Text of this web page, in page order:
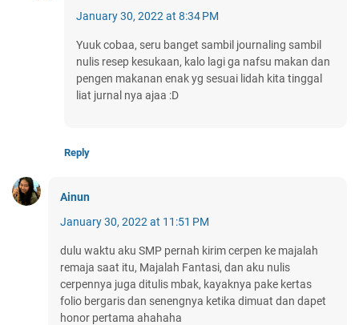
January 30, 2022 at 8:34 PM
Yuuk cobaa, seru banget sambil journaling sambil
nulis resep kesukaan, kalo lagi ga nafsu makan dan
pengen makanan enak yg sesuai lidah kita tinggal
liat jurnal nya ajaa :D
Reply
Ainun
January 30, 2022 at 11:51 PM
dulu waktu aku SMP pernah kirim cerpen ke majalah
remaja saat itu, Majalah Fantasi, dan aku nulis
cerpennya juga ditulis mbak, kayaknya pake kertas
folio bergaris dan senengnya ketika dimuat dan dapet
honor pertama ahahaha